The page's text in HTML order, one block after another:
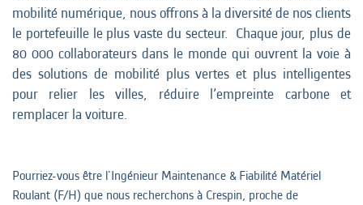
mobilité numérique, nous offrons à la diversité de nos clients
le portefeuille le plus vaste du secteur. Chaque jour, plus de
80 000 collaborateurs dans le monde qui ouvrent la voie à
des solutions de mobilité plus vertes et plus intelligentes
pour relier les villes, réduire l’empreinte carbone et
remplacer la voiture.
Pourriez-vous être l'Ingénieur Maintenance & Fiabilité Matériel
Roulant (F/H) que nous recherchons à Crespin, proche de